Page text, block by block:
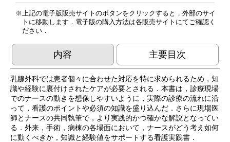
上記の電子版販売サイトのボタンをクリックすると，外部のサイ
トに移動します．電子版の購入方法は各販売サイトにてご確認く
ださい．
内容 主要目次
乳腺外科では患者個々に合わせた対応を特に求められるため，知
識や経験に裏付けされたケアが必要とされる．本書は，診療現場
でのナースの動きを想像しやすいように，実際の診療の流れに沿
って，看護のポイントや必須の知識を盛り込んだ．さらに現場医
師とナースの共同執筆で，より実践的かつ確かな解説となってい
る．外来，手術，病棟の各場面において，ナースがどう考え如何
に動くべきか，知識と経験値をサポートする看護実践書．